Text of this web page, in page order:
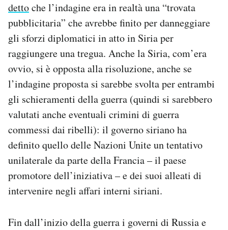
dettoche l’indagine era in realtà una “trovata
pubblicitaria” che avrebbe finito per danneggiare
gli sforzi diplomatici in atto in Siria per
raggiungere una tregua. Anche la Siria, com’era
ovvio, si è opposta alla risoluzione, anche se
l’indagine proposta si sarebbe svolta per entrambi
gli schieramenti della guerra (quindi si sarebbero
valutati anche eventuali crimini di guerra
commessi dai ribelli): il governo siriano ha
definito quello delle Nazioni Unite un tentativo
unilaterale da parte della Francia – il paese
promotore dell’iniziativa – e dei suoi alleati di
intervenire negli affari interni siriani.
Fin dall’inizio della guerra i governi di Russia e